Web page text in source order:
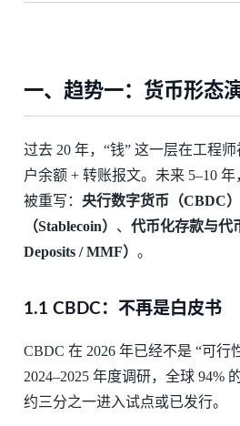
一、趋势一：货币形态
过去 20 年，“钱” 这一层在工程
户余额 + 转账报文。未来 5–10
被重写： 央行数字货币（CBDC）
（Stablecoin） 、 代币化存款与代
Deposits / MMF） 。
1.1 CBDC：不再是白皮书
CBDC 在 2026 年已经不是 “可行
2024–2025 年度调研，全球 94%
约三分之一进入试点或已发行。